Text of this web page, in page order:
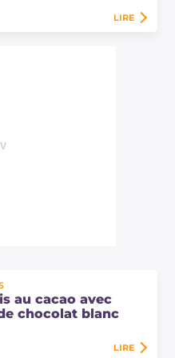
LIRE
au cacao avec
chocolat blanc
LIRE